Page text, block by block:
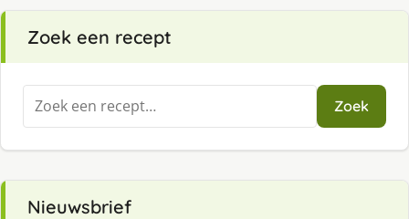
Zoek een recept
Zoeken
naar:
Zoek
Nieuwsbrief